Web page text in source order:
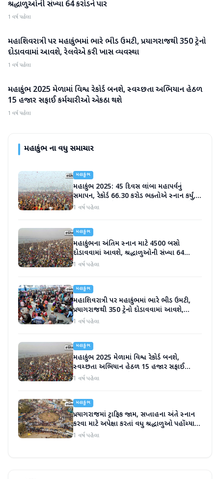
શ્રદ્ધાળુઓની સંખ્યા 64 કરોડને પાર
1 વર્ષ પહેલા
મહાકુંભ
મહાશિવરાત્રી પર મહાકુંભમાં ભારે ભીડ ઉમટી, પ્રયાગરાજથી 350 ટ્રેનો
દોડાવવામાં આવશે, રેલવેએ કરી ખાસ વ્યવસ્થા
1 વર્ષ પહેલા
મહાકુંભ
મહાકુંભ 2025 મેળામાં વિશ્વ રેકોર્ડ બનશે, સ્વચ્છતા અભિયાન હેઠળ
15 હજાર સફાઈ કર્મચારીઓ એકઠા થશે
1 વર્ષ પહેલા
મહાકુંભના વધુ સમાચાર
મહાકુંભ
મહાકુંભ 2025: 45 દિવસ લાંબા મહાપર્વનું
સમાપન, રેકોર્ડ 66.30 કરોડ ભક્તોએ સ્નાન કર્યું,
CM યોગી આજે કર્મચારીઓનો આભાર માનશે
1 વર્ષ પહેલા
મહાકુંભ
મહાકુંભના અંતિમ સ્નાન માટે 4500 બસો
દોડાવવામાં આવશે, શ્રદ્ધાળુઓની સંખ્યા 64
કરોડને પાર
1 વર્ષ પહેલા
મહાકુંભ
મહાશિવરાત્રી પર મહાકુંભમાં ભારે ભીડ ઉમટી,
પ્રયાગરાજથી 350 ટ્રેનો દોડાવવામાં આવશે,
રેલવેએ કરી ખાસ વ્યવસ્થા
1 વર્ષ પહેલા
મહાકુંભ
મહાકુંભ 2025 મેળામાં વિશ્વ રેકોર્ડ બનશે,
સ્વચ્છતા અભિયાન હેઠળ 15 હજાર સફાઈ
કર્મચારીઓ એકઠા થશે
1 વર્ષ પહેલા
મહાકુંભ
પ્રયાગરાજમાં ટ્રાફિક જામ, સપ્તાહના અંતે સ્નાન
કરવા માટે અપેક્ષા કરતાં વધુ શ્રદ્ધાળુઓ પહોંચ્યા,
આજે મહાકુંભમાં CM યોગી પણ હાજર રહેશે
1 વર્ષ પહેલા